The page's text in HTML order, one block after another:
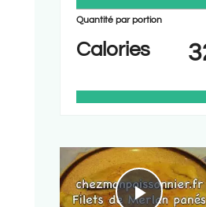
Quantité par portion
Calories